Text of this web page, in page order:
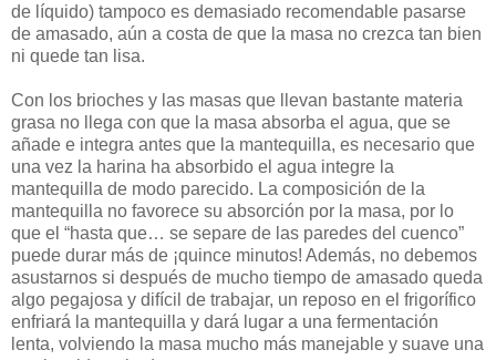
de líquido) tampoco es demasiado recomendable pasarse
de amasado, aún a costa de que la masa no crezca tan bien
ni quede tan lisa.
Con los brioches y las masas que llevan bastante materia
grasa no llega con que la masa absorba el agua, que se
añade e integra antes que la mantequilla, es necesario que
una vez la harina ha absorbido el agua integre la
mantequilla de modo parecido. La composición de la
mantequilla no favorece su absorción por la masa, por lo
que el “hasta que… se separe de las paredes del cuenco”
puede durar más de ¡quince minutos! Además, no debemos
asustarnos si después de mucho tiempo de amasado queda
algo pegajosa y difícil de trabajar, un reposo en el frigorífico
enfriará la mantequilla y dará lugar a una fermentación
lenta, volviendo la masa mucho más manejable y suave una